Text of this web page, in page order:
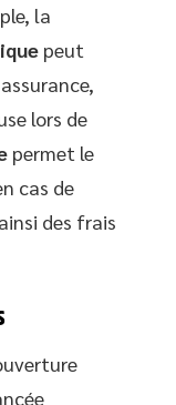
la
peut
lors de
permet le
cas de
des frais